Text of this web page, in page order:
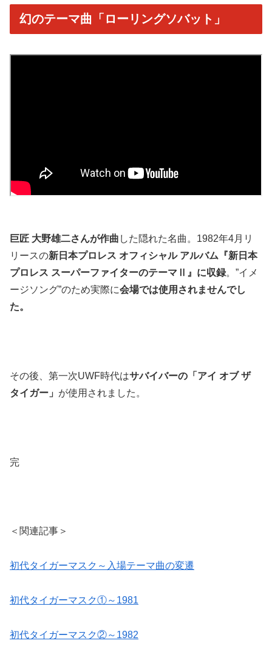
幻のテーマ曲「ローリングソバット」
巨匠 大野雄二さんが作曲 した隠れた名曲。1982年4月リ
リースの新日本プロレス オフィシャル アルバム『新日本
プロレス スーパーファイターのテーマⅡ』に収録。”イメ
ージソング”のため実際に会場では使用されませんでし
た。
その後、第一次UWF時代はサバイバーの「アイ オブ ザ
タイガー」 が使用されました。
完
＜関連記事＞
初代タイガーマスク～入場テーマ曲の変遷
初代タイガーマスク①～1981
初代タイガーマスク②～1982